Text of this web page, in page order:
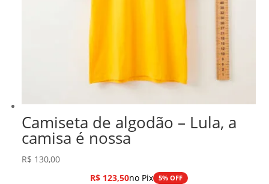
Camiseta de algodão – Lula, a
camisa é nossa
R$ 130,00
R$123,50no Pix 5% OFF